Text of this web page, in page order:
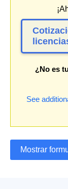
¿No es
See
Mostrar